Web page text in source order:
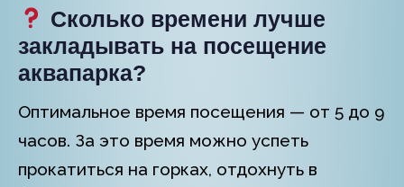
Сколько времени лучше
закладывать на посещение
аквапарка?
Оптимальное время посещения — от 5 до 9
часов. За это время можно успеть
прокатиться на горках, отдохнуть в